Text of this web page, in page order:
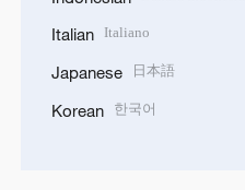
Italian Italiano
Japanese 日本語
Korean 한국어